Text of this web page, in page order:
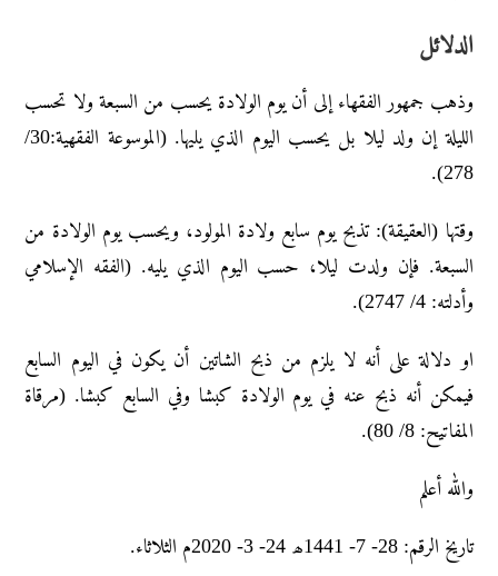
الدلائل
وذهب جمهور الفقهاء إلى أن يوم الولادة يحسب من السبعة ولا تحسب
الليلة إن ولد ليلا بل يحسب اليوم الذي يليها. (الموسوعة الفقهية:30/
278).
وقتها (العقيقة): تذبح يوم سابع ولادة المولود، ويحسب يوم الولادة من
السبعة. فإن ولدت ليلا، حسب اليوم الذي يليه. (الفقه الإسلامي
وأدلته: 4/ 2747).
او دلالة على أنه لا يلزم من ذبح الشاتين أن يكون في اليوم السابع
فيمكن أنه ذبح عنه في يوم الولادة كبشا وفي السابع كبشا. (مرقاة
المفاتيح: 8/ 80).
والله أعلم
تاريخ الرقم: 28- 7- 1441ھ 24- 3- 2020م الثلاثاء.